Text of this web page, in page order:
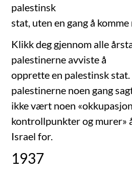
palestinsk
stat, uten en gang å
Klikk deg gjennom alle
palestinerne avviste å
opprette en palestinsk
palestinerne noen gang
ikke vært noen
kontrollpunkter og murer»
Israel for.
1937